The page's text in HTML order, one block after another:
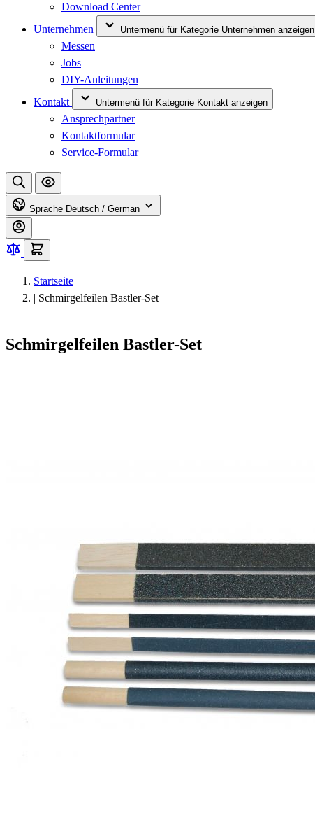
Download Center
Unternehmen
Untermenü für Kategorie Unternehmen anzeigen
Messen
Jobs
DIY-Anleitungen
Kontakt
Untermenü für Kategorie Kontakt anzeigen
Ansprechpartner
Kontaktformular
Service-Formular
Sprache Deutsch / German
Startseite
| Schmirgelfeilen Bastler-Set
Schmirgelfeilen Bastler-Set